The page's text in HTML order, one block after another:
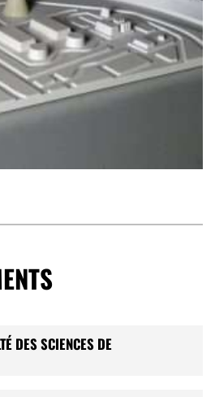
DES SCIENCES DE